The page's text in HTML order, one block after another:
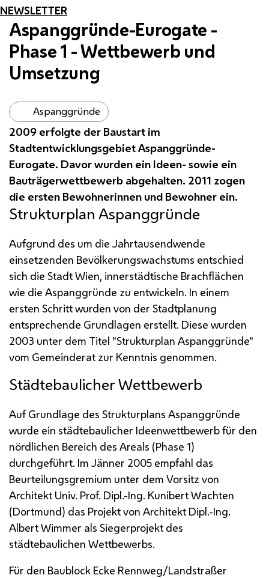
NEWSLETTER
Aspanggründe-Eurogate -
Phase 1 - Wettbewerb und
Umsetzung
Aspanggründe
2009 erfolgte der Baustart im
Stadtentwicklungsgebiet Aspanggründe-
Eurogate. Davor wurden ein Ideen- sowie ein
Bauträgerwettbewerb abgehalten. 2011 zogen
die ersten Bewohnerinnen und Bewohner ein.
Strukturplan Aspanggründe
Aufgrund des um die Jahrtausendwende
einsetzenden Bevölkerungswachstums entschied
sich die Stadt Wien, innerstädtische Brachflächen
wie die Aspanggründe zu entwickeln. In einem
ersten Schritt wurden von der Stadtplanung
entsprechende Grundlagen erstellt. Diese wurden
2003 unter dem Titel "Strukturplan Aspanggründe"
vom Gemeinderat zur Kenntnis genommen.
Städtebaulicher Wettbewerb
Auf Grundlage des Strukturplans Aspanggründe
wurde ein städtebaulicher Ideenwettbewerb für den
nördlichen Bereich des Areals (Phase 1)
durchgeführt. Im Jänner 2005 empfahl das
Beurteilungsgremium unter dem Vorsitz von
Architekt Univ. Prof. Dipl.-Ing. Kunibert Wachten
(Dortmund) das Projekt von Architekt Dipl.-Ing.
Albert Wimmer als Siegerprojekt des
städtebaulichen Wettbewerbs.
Für den Baublock Ecke Rennweg/Landstraßer